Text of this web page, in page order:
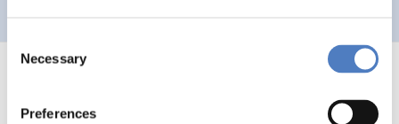
Consent
Selection
Necessary
Preferences